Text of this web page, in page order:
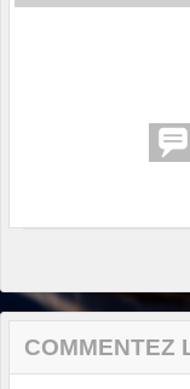
COMMENTEZ